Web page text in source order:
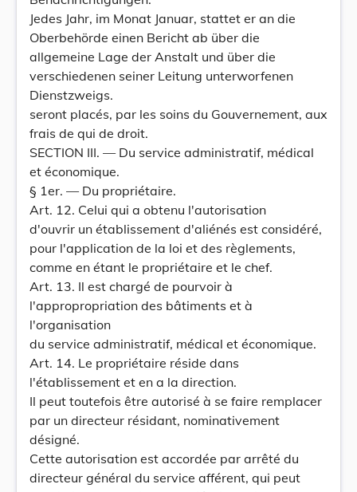
Jedes Jahr, im Monat Januar, stattet er an die
Oberbehörde einen Bericht ab über die
allgemeine Lage der Anstalt und über die
verschiedenen seiner Leitung unterworfenen
Dienstzweigs.
seront placés, par les soins du Gouvernement, aux
frais de qui de droit.
SECTION III. — Du service administratif, médical
et économique.
§ 1er. — Du propriétaire.
Art. 12. Celui qui a obtenu l'autorisation
d'ouvrir un établissement d'aliénés est considéré,
pour l'application de la loi et des règlements,
comme en étant le propriétaire et le chef.
Art. 13. Il est chargé de pourvoir à
l'appropropriation des bâtiments et à
l'organisation
du service administratif, médical et économique.
Art. 14. Le propriétaire réside dans
l'établissement et en a la direction.
Il peut toutefois être autorisé à se faire remplacer
par un directeur résidant, nominativement
désigné.
Cette autorisation est accordée par arrêté du
directeur général du service afférent, qui peut